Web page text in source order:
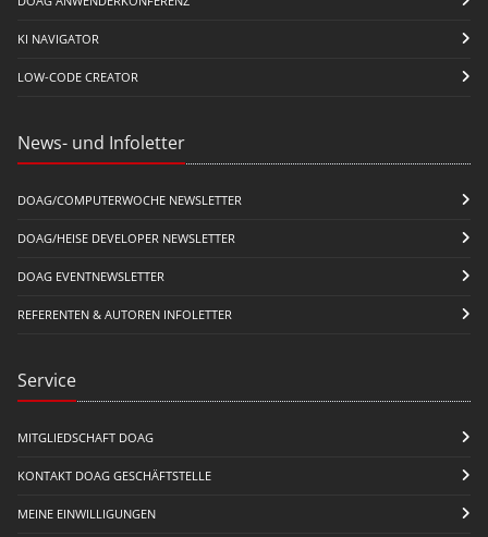
KI NAVIGATOR
LOW-CODE CREATOR
News- und Infoletter
DOAG/COMPUTERWOCHE NEWSLETTER
DOAG/HEISE DEVELOPER NEWSLETTER
DOAG EVENTNEWSLETTER
REFERENTEN & AUTOREN INFOLETTER
Service
MITGLIEDSCHAFT DOAG
KONTAKT DOAG GESCHÄFTSTELLE
MEINE EINWILLIGUNGEN